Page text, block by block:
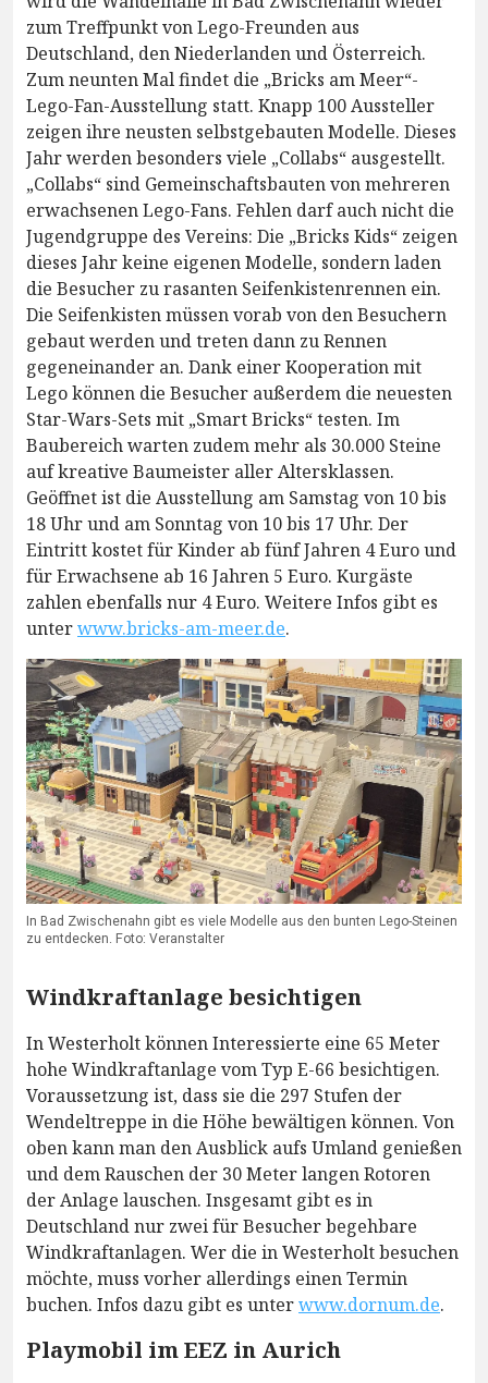
zum Treffpunkt von Lego-Freunden aus
Deutschland, den Niederlanden und Österreich.
Zum neunten Mal findet die „Bricks am Meer“-
Lego-Fan-Ausstellung statt. Knapp 100 Aussteller
zeigen ihre neusten selbstgebauten Modelle. Dieses
Jahr werden besonders viele „Collabs“ ausgestellt.
„Collabs“ sind Gemeinschaftsbauten von mehreren
erwachsenen Lego-Fans. Fehlen darf auch nicht die
Jugendgruppe des Vereins: Die „Bricks Kids“ zeigen
dieses Jahr keine eigenen Modelle, sondern laden
die Besucher zu rasanten Seifenkistenrennen ein.
Die Seifenkisten müssen vorab von den Besuchern
gebaut werden und treten dann zu Rennen
gegeneinander an. Dank einer Kooperation mit
Lego können die Besucher außerdem die neuesten
Star-Wars-Sets mit „Smart Bricks“ testen. Im
Baubereich warten zudem mehr als 30.000 Steine
auf kreative Baumeister aller Altersklassen.
Geöffnet ist die Ausstellung am Samstag von 10 bis
18 Uhr und am Sonntag von 10 bis 17 Uhr. Der
Eintritt kostet für Kinder ab fünf Jahren 4 Euro und
für Erwachsene ab 16 Jahren 5 Euro. Kurgäste
zahlen ebenfalls nur 4 Euro. Weitere Infos gibt es
unterwww.bricks-am-meer.de.
In Bad Zwischenahn gibt es viele Modelle aus den bunten Lego-Steinen
zu entdecken. Foto: Veranstalter
Windkraftanlage besichtigen
In Westerholt können Interessierte eine 65 Meter
hohe Windkraftanlage vom Typ E-66 besichtigen.
Voraussetzung ist, dass sie die 297 Stufen der
Wendeltreppe in die Höhe bewältigen können. Von
oben kann man den Ausblick aufs Umland genießen
und dem Rauschen der 30 Meter langen Rotoren
der Anlage lauschen. Insgesamt gibt es in
Deutschland nur zwei für Besucher begehbare
Windkraftanlagen. Wer die in Westerholt besuchen
möchte, muss vorher allerdings einen Termin
buchen. Infos dazu gibt es unterwww.dornum.de.
Playmobil im EEZ in Aurich